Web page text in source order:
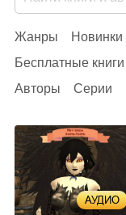
Жанры Новинки
Бесплатные книги
Авторы
Серии
АУДИО